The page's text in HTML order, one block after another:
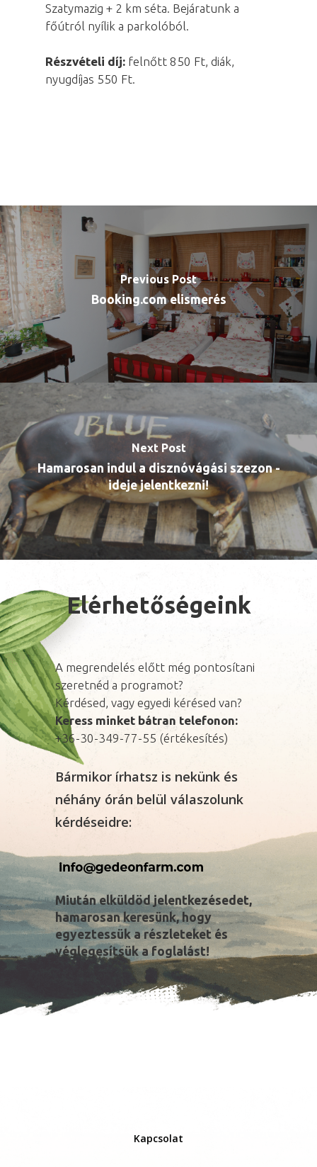
Szatymazig + 2 km séta. Bejáratunk a
főútról nyílik a parkolóból.
Részvételi díj: felnőtt 850 Ft, diák,
nyugdíjas 550 Ft.
Previous Post
Booking.com elismerés
Next Post
Hamarosan indul a disznóvágási szezon -
ideje jelentkezni!
Elérhetőségeink
A megrendelés előtt még pontosítani
szeretnéd a programot?
Kérdésed, vagy egyedi kérésed van?
Keress minket bátran telefonon:
+36-30-349-77-55 (értékesítés)
Bármikor írhatsz is nekünk és
néhány órán belül válaszolunk
kérdéseidre:
Miután elküldöd jelentkezésedet,
hamarosan keresünk, hogy
egyeztessük a részleteket és
véglegesítsük a foglalást!
Kapcsolat